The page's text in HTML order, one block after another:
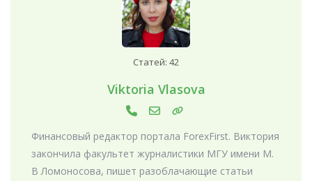
Статей: 42
Viktoria Vlasova
Финансовый редактор портала ForexFirst. Виктория
закончила факультет журналистики МГУ имени М.
В Ломоносова, пишет разоблачающие статьи